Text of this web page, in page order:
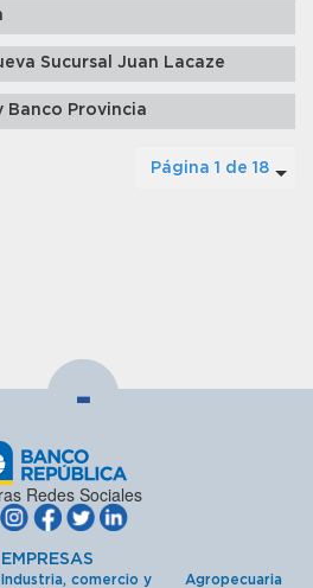
Sucursal Juan Lacaze
Banco Provincia
Página 1 de 18
-
Redes Sociales
EMPRESAS
Industria, comercio y
Agropecuaria